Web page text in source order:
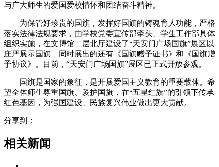
与广大师生的爱国爱校情怀和团结奋斗精神。
为保管好珍贵的国旗，发挥好国旗的铸魂育人功能，严格
落实法律法规要求，由学校党委宣传部牵头、学生工作部具体
组织实施，在文博馆二层北厅建设了“天安门广场国旗”展区以
庄严展示国旗，同时展出的还有《国旗赠予证书》和《国旗赠
予协议》。目前，“天安门广场国旗”展区已正式开放参观。
国旗是国家的象征，是开展爱国主义教育的重要载体。希
望全体师生尊重国旗、爱护国旗，在“五星红旗”的引领下传承
红色基因，为强国建设、民族复兴伟业做出更大贡献。
分享到：
相关新闻